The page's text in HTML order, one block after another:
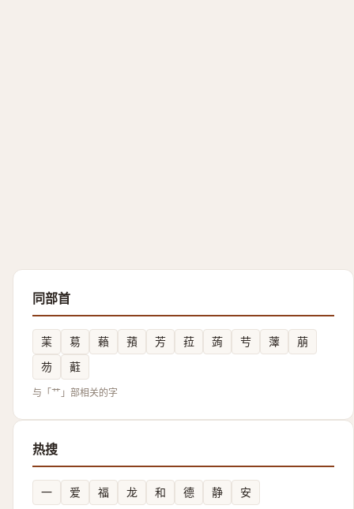
同部首
䒹 䓪 藾 蕷 芳 菈 蒟 䒓 䕪
萠
芴
蘣
与「艹」部相关的字
热搜
一 爱 福 龙 和 德 静 安